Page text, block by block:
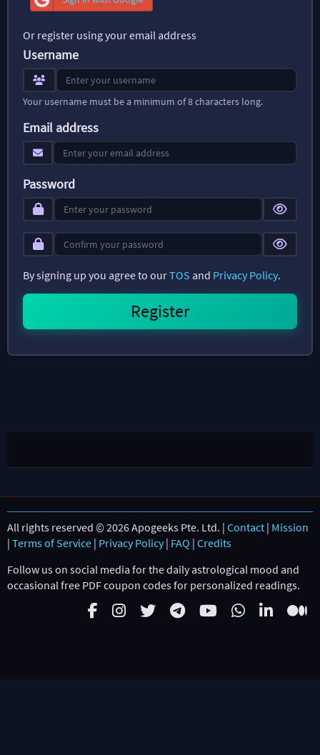
Or register using your email address
Username
Your username must be a minimum of 8 characters long.
Email address
Password
By signing up you agree to ourTOS and Privacy Policy.
All rights reserved © 2026 Apogeeks Pte. Ltd. | Contact | Mission
| Terms of Service | Privacy Policy| FAQ | Credits
Follow us on social media for the daily astrological mood and
occasional free PDF coupon codes for personalized readings.